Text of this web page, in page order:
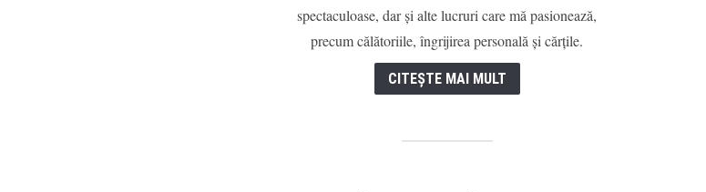
spectaculoase, dar și alte lucruri care mă pasionează,
precum călătoriile, îngrijirea personală și cărțile.
CITEȘTE MAI MULT